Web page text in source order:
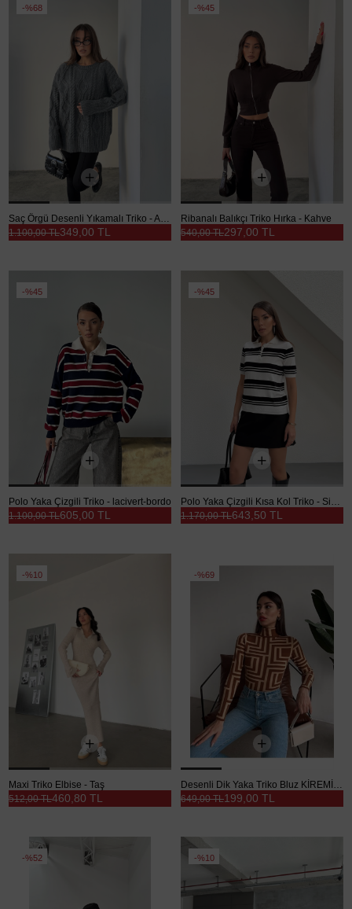
%68
349,00 TL
1.100,00 TL
%45
Ribanalı Balıkçı Triko Hırka - Kahve
297,00 TL
540,00 TL
%45
Polo Yaka Çizgili Triko - lacivert-bordo
605,00 TL
1.100,00 TL
%45
Polo Yaka Çizgili Kısa Kol Triko - Siyah-Beyaz
643,50 TL
1.170,00 TL
%10
Maxi Triko Elbise - Taş
460,80 TL
512,00 TL
%69
Desenli Dik Yaka Triko Bluz KİREMİT DESEN - Kiremit Desen
199,00 TL
649,00 TL
%52 %10